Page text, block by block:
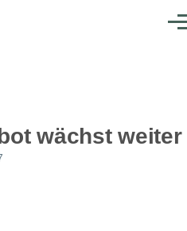
wächst weiter